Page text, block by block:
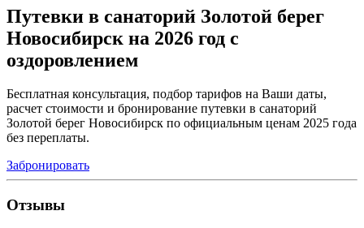
Путевки в санаторий Золотой берег
Новосибирск на 2026 год с
оздоровлением
Бесплатная консультация, подбор тарифов на Ваши даты,
расчет стоимости и бронирование путевки в санаторий
Золотой берег Новосибирск по официальным ценам 2025 года
без переплаты.
Забронировать
Отзывы